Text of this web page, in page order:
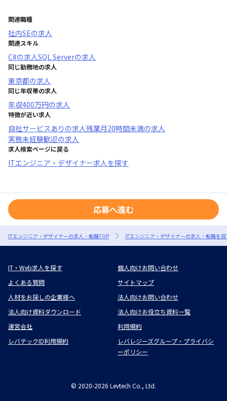
関連職種
社内SEの求人
関連スキル
C#の求人SQL Serverの求人
同じ勤務地の求人
東京都の求人
同じ年収帯の求人
年収400万円の求人
特徴が近い求人
自社サービスあり の求人残業月20時間未満の求人
実務未経験歓迎の求人
求人検索ページに戻る
ITエンジニア・デザイナー求人を探す
応募へ進む
ITエンジニア・デザイナーの求人・転職TOP ITエンジニア・デザイナーの求人・転職を
IT・Web求人を探す
個人向けお問い合わせ
よくある質問
サイトマップ
人材をお探しの企業様へ
法人向けお問い合わせ
法人向け資料ダウンロード
法人向けお役立ち資料一覧
運営会社
利用規約
レバテックID利用規約
レバレジーズグループ・プライバシ
ーポリシー
© 2020-2026 Levtech Co., Ltd.